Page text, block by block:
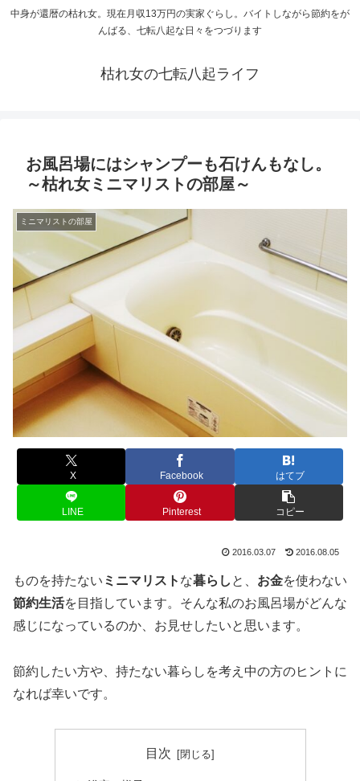
中身が還暦の枯れ女。現在月収13万円の実家ぐらし。バイトしながら節約をが
んばる、七転八起な日々をつづります
枯れ女の七転八起ライフ
お風呂場にはシャンプーも石けんもなし。
～枯れ女ミニマリストの部屋～
ミニマリストの部屋
X Facebook はてブ
LINE Pinterest コピー
2016.03.07 2016.08.05
ものを持たない ミニマリスト な暮らし と、 お金を使わない
節約生活を目指しています。そんな私のお風呂場がどんな
感じになっているのか、お見せしたいと思います。
節約したい方や、持たない暮らしを考え中の方のヒントに
なれば幸いです。
目次